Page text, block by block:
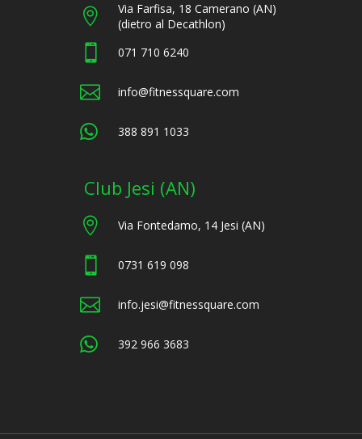

Via Farfisa, 18 Camerano (AN)
(dietro al Decathlon)
071 710 6240
 info@fitnessquare.com
 388 891 1033
Club Jesi (AN)
 Via Fontedamo, 14 Jesi (AN)
0731 619 098
 info.jesi@fitnessquare.com
 392 966 3683